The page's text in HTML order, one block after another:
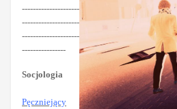
---------------------
---------------------
---------------------
----------------
Socjologia
Pęczniejący